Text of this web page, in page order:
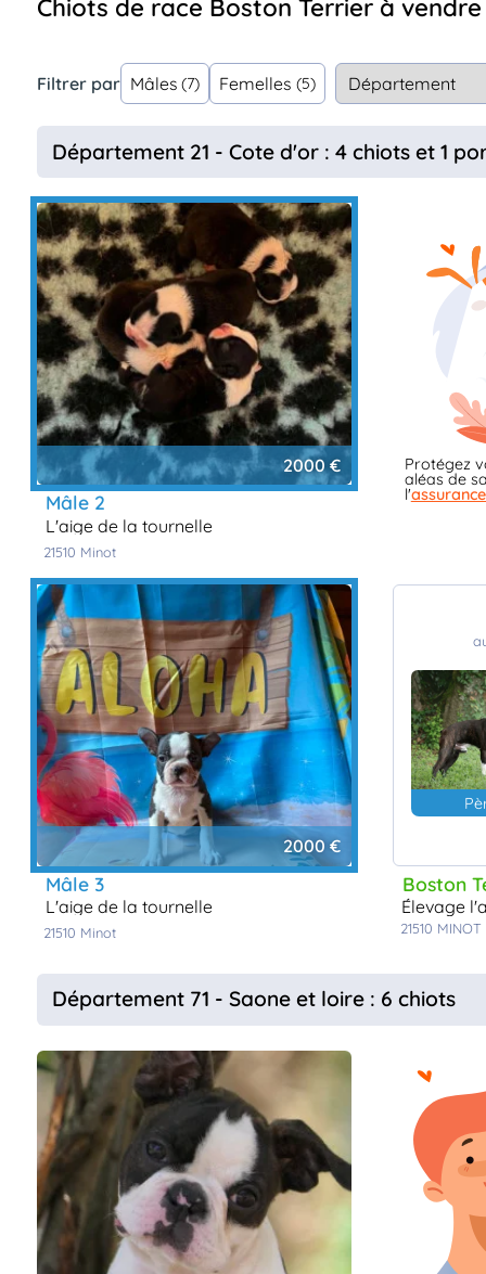
Assurances
Connexion
Chiots de race Boston Terrier à
Filtrer par Mâles (7) Femelles (5)
Département 21 - Cote d'or : 4 chiots et 1
2000 €
mâle 2
l'aige de la tournelle
21510 minot
Protégez
aléas de
l'
2000 €
mâle 3
l'aige de la tournelle
21510 minot
Boston
élevage
21510 MINOT
Département 71 - Saone et loire : 6 chiots